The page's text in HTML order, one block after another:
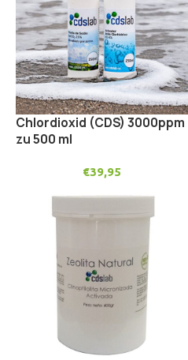
Chlordioxid (CDS) 3000ppm
zu 500 ml
€39,95